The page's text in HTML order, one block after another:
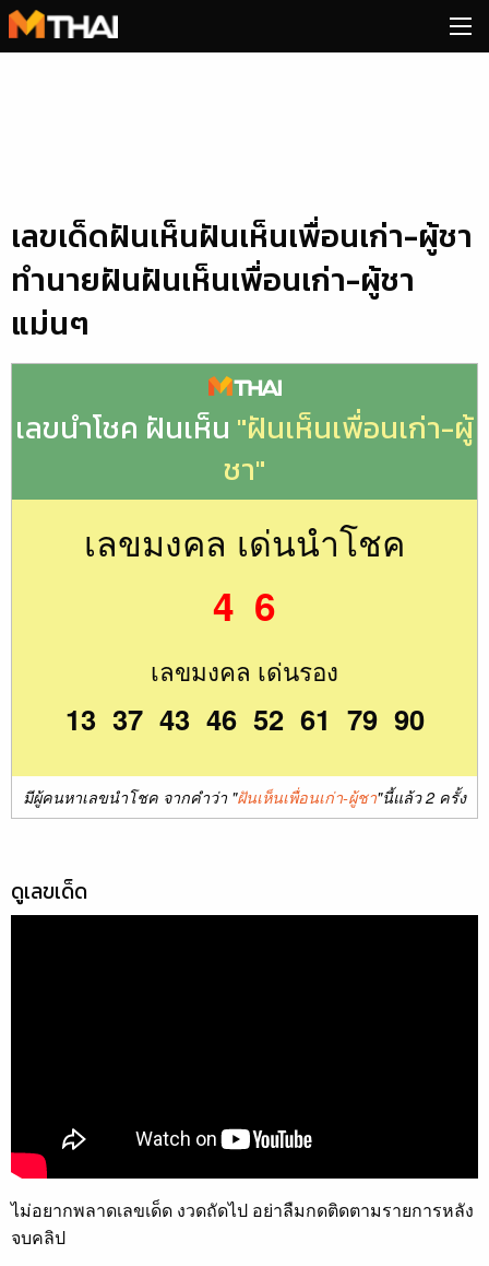
Skip
to
เลขเด็ดฝันเห็นฝันเห็นเพื่อนเก่า-ผู้ชา
ทำนายฝันฝันเห็นเพื่อนเก่า-ผู้ชา
แม่นๆ
เลขนำโชค ฝันเห็น "ฝันเห็นเพื่อนเก่า-ผู้
ชา"
เลขมงคล เด่นนำโชค
4 6
เลขมงคล เด่นรอง
13 37 43 46 52 61 79 90
มีผู้คนหาเลขนำโชค จากคำว่า "ฝันเห็นเพื่อนเก่า-ผู้ชา"นี้แล้ว 2 ครั้ง
ดูเลขเด็ด
ไม่อยากพลาดเลขเด็ด งวดถัดไป อย่าลืมกดติดตามรายการหลัง
จบคลิป